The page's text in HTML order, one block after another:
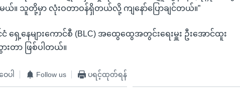
မယ်။ သူတို့မှာ လုံးဝတာဝန်ရှိတယ်လို့ ကျနော်ပြောချင်တယ်။”
င်ငံ ရှေ့နေများကောင်စီ (BLC) အထွေထွေအတွင်းရေးမှူး ဦးအောင်ထူး
ားတာ ဖြစ်ပါတယ်။
ေပါ Follow us ပရင့်ထုတ်ရန်